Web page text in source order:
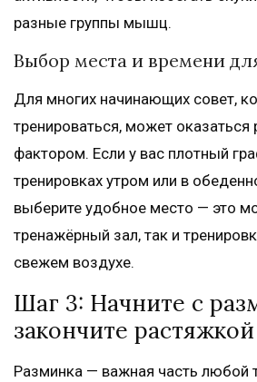
разные группы мышц.
Выбор места и времени
Для многих начинающих совет,
тренироваться, может
фактором. Если у вас плотный
тренировках утром или в
выберите удобное место — это
тренажёрный зал, так и
свежем воздухе.
Шаг 3: Начните с
закончите растяжкой
Разминка — важная часть любой